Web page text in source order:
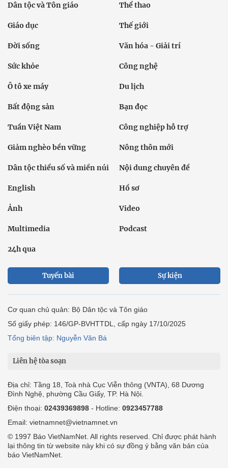
Dân tộc và Tôn giáo Thể thao
Giáo dục Thế giới
Đời sống Văn hóa - Giải trí
Sức khỏe Công nghệ
Ô tô xe máy Du lịch
Bất động sản Bạn đọc
Tuần Việt Nam Công nghiệp hỗ trợ
Giảm nghèo bền vững Nông thôn mới
Dân tộc thiểu số và miền núi Nội dung chuyên đề
English Hồ sơ
Ảnh Video
Multimedia Podcast
24h qua
Tuyến bài Sự kiện
Cơ quan chủ quản: Bộ Dân tộc và Tôn giáo
Số giấy phép: 146/GP-BVHTTDL, cấp ngày 17/10/2025
Tổng biên tập: Nguyễn Văn Bá
Liên hệ tòa soạn
Địa chỉ: Tầng 18, Toà nhà Cục Viễn thông (VNTA), 68 Dương
Đình Nghệ, phường Cầu Giấy, TP. Hà Nội.
Điện thoại: 02439369898 - Hotline: 0923457788
Email: vietnamnet@vietnamnet.vn
© 1997 Báo VietNamNet. All rights reserved. Chỉ được phát hành
lại thông tin từ website này khi có sự đồng ý bằng văn bản của
báo VietNamNet.